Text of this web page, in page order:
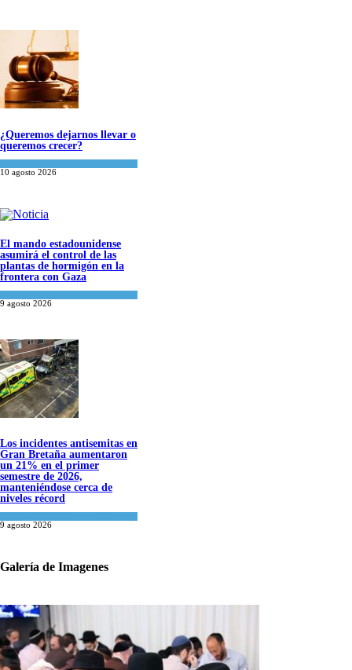
¿Queremos dejarnos llevar o
queremos crecer?
10 agosto 2026
El mando estadounidense
asumirá el control de las
plantas de hormigón en la
frontera con Gaza
9 agosto 2026
Los incidentes antisemitas en
Gran Bretaña aumentaron
un 21% en el primer
semestre de 2026,
manteniéndose cerca de
niveles récord
9 agosto 2026
Galería de Imagenes